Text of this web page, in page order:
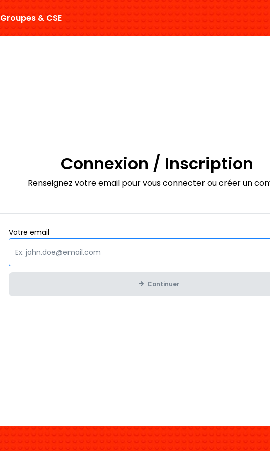
Groupes & CSE
Connexion / Inscription
Renseignez votre email pour vous connecter ou créer un
Votre email
Continuer